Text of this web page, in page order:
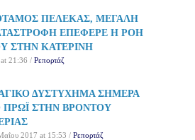
ΠΕΛΕΚΑΣ, ΜΕΓΑΛΗ
ΕΠΕΦΕΡΕ Η ΡΟΗ
ΣΤΗΝ ΚΑΤΕΡΙΝΗ
21:36 / Ρεπορτάζ
ΔΥΣΤΥΧΗΜΑ ΣΗΜΕΡΑ
ΠΡΩΪ ΣΤΗΝ ΒΡΟΝΤΟΥ
2017 at 15:53 / Ρεπορτάζ